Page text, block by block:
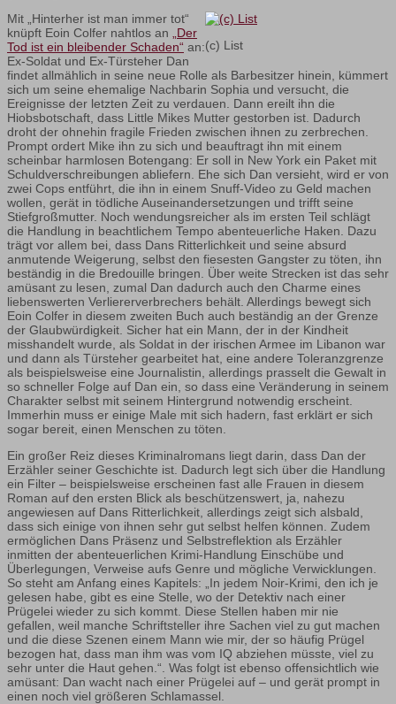
(c) List
Mit „Hinterher ist man immer tot“
knüpft Eoin Colfer nahtlos an
„Der
Tod ist ein bleibender Schaden“ an:
Ex-Soldat und Ex-Türsteher Dan
findet allmählich in seine neue Rolle als Barbesitzer hinein, kümmert
sich um seine ehemalige Nachbarin Sophia und versucht, die
Ereignisse der letzten Zeit zu verdauen. Dann ereilt ihn die
Hiobsbotschaft, dass Little Mikes Mutter gestorben ist. Dadurch
droht der ohnehin fragile Frieden zwischen ihnen zu zerbrechen.
Prompt ordert Mike ihn zu sich und beauftragt ihn mit einem
scheinbar harmlosen Botengang: Er soll in New York ein Paket mit
Schuldverschreibungen abliefern. Ehe sich Dan versieht, wird er von
zwei Cops entführt, die ihn in einem Snuff-Video zu Geld machen
wollen, gerät in tödliche Auseinandersetzungen und trifft seine
Stiefgroßmutter. Noch wendungsreicher als im ersten Teil schlägt
die Handlung in beachtlichem Tempo abenteuerliche Haken. Dazu
trägt vor allem bei, dass Dans Ritterlichkeit und seine absurd
anmutende Weigerung, selbst den fiesesten Gangster zu töten, ihn
beständig in die Bredouille bringen. Über weite Strecken ist das sehr
amüsant zu lesen, zumal Dan dadurch auch den Charme eines
liebenswerten Verliererverbrechers behält. Allerdings bewegt sich
Eoin Colfer in diesem zweiten Buch auch beständig an der Grenze
der Glaubwürdigkeit. Sicher hat ein Mann, der in der Kindheit
misshandelt wurde, als Soldat in der irischen Armee im Libanon war
und dann als Türsteher gearbeitet hat, eine andere Toleranzgrenze
als beispielsweise eine Journalistin, allerdings prasselt die Gewalt in
so schneller Folge auf Dan ein, so dass eine Veränderung in seinem
Charakter selbst mit seinem Hintergrund notwendig erscheint.
Immerhin muss er einige Male mit sich hadern, fast erklärt er sich
sogar bereit, einen Menschen zu töten.
Ein großer Reiz dieses Kriminalromans liegt darin, dass Dan der
Erzähler seiner Geschichte ist. Dadurch legt sich über die Handlung
ein Filter – beispielsweise erscheinen fast alle Frauen in diesem
Roman auf den ersten Blick als beschützenswert, ja, nahezu
angewiesen auf Dans Ritterlichkeit, allerdings zeigt sich alsbald,
dass sich einige von ihnen sehr gut selbst helfen können. Zudem
ermöglichen Dans Präsenz und Selbstreflektion als Erzähler
inmitten der abenteuerlichen Krimi-Handlung Einschübe und
Überlegungen, Verweise aufs Genre und mögliche Verwicklungen.
So steht am Anfang eines Kapitels: „In jedem Noir-Krimi, den ich je
gelesen habe, gibt es eine Stelle, wo der Detektiv nach einer
Prügelei wieder zu sich kommt. Diese Stellen haben mir nie
gefallen, weil manche Schriftsteller ihre Sachen viel zu gut machen
und die diese Szenen einem Mann wie mir, der so häufig Prügel
bezogen hat, dass man ihm was vom IQ abziehen müsste, viel zu
sehr unter die Haut gehen.“. Was folgt ist ebenso offensichtlich wie
amüsant: Dan wacht nach einer Prügelei auf – und gerät prompt in
einen noch viel größeren Schlamassel.